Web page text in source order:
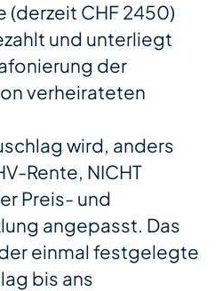
(derzeit CHF 2450)
und unterliegt
der
verheirateten
wird, anders
Rente, NICHT
Preis- und
angepasst. Das
einmal festgelegte
bis ans